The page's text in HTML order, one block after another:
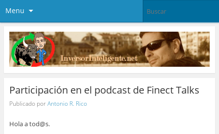
Menu
Participación en el podcast de Finect Talks
Publicado porAntonio R. Rico
Hola a tod@s.